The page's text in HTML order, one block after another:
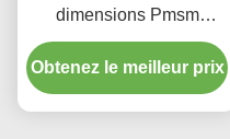
dimensions Pmsm
Ventilateurs de plafond
entrepôt ventilateur HVLS
220V
Obtenez le meilleur prix